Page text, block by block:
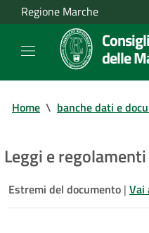
Regione Marche
delle
Home \ banche dati e
Leggi e
Estremi del documento | Vai